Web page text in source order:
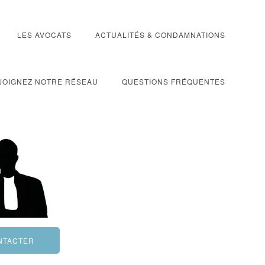
LES AVOCATS ACTUALITÉS & CONDAMNATIONS
NOTRE RÉSEAU QUESTIONS FRÉQUENTES